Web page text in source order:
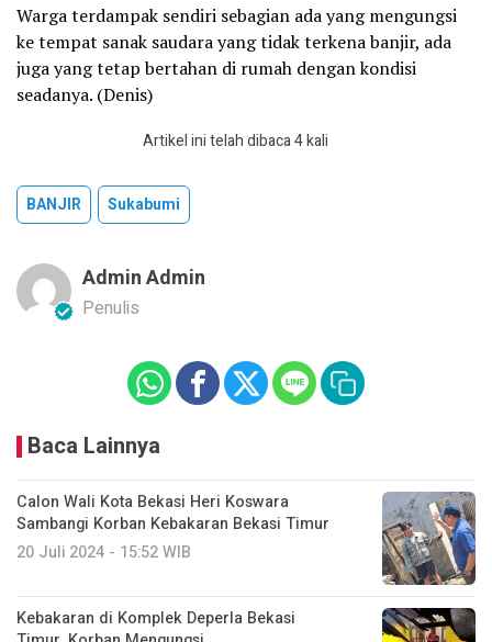
Warga terdampak sendiri sebagian ada yang mengungsi
ke tempat sanak saudara yang tidak terkena banjir, ada
juga yang tetap bertahan di rumah dengan kondisi
seadanya. (Denis)
Artikel ini telah dibaca 4 kali
BANJIR Sukabumi
Admin Admin
Penulis
Baca Lainnya
Calon Wali Kota Bekasi Heri Koswara
Sambangi Korban Kebakaran Bekasi Timur
20 Juli 2024 - 15:52 WIB
Kebakaran di Komplek Deperla Bekasi